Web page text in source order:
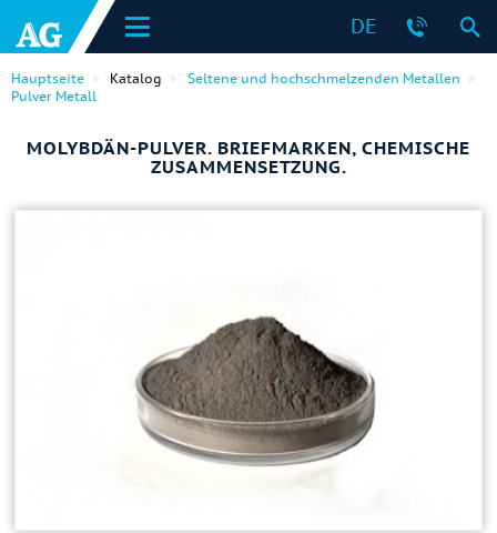
DE
Hauptseite Katalog
Seltene und hochschmelzenden Metallen
Pulver Metall
MOLYBDÄN-PULVER. BRIEFMARKEN, CHEMISCHE
ZUSAMMENSETZUNG.